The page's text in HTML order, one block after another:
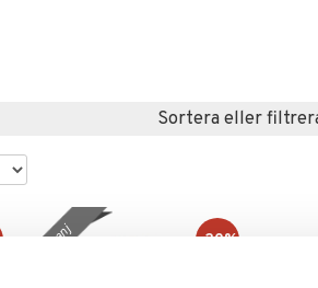
Sortera eller
kampanj -20%